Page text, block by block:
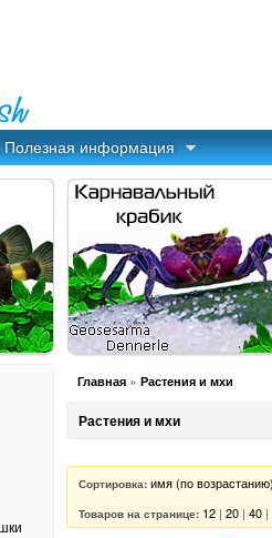
Полезная информация
Главная » Растения и мхи
Растения и мхи
Сортировка: имя (по
Товаров на странице: 12 | 20 | 40 |